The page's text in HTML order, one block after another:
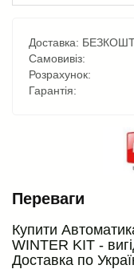
Доставка:
Самовивіз:
Розрахунок:
Гарантія:
Переваги
Купити
WINTER KIT -
Доставка по